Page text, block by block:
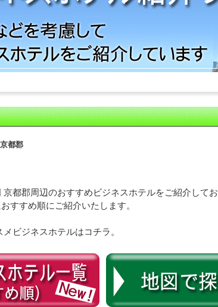
都郡
京都郡周辺のおすすめビジネスホテルをご紹介してお
すすめ順にご紹介いたします。
ビジネスホテルはコチラ。